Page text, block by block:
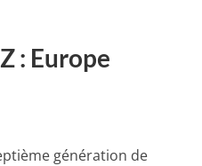
: Europe
génération de